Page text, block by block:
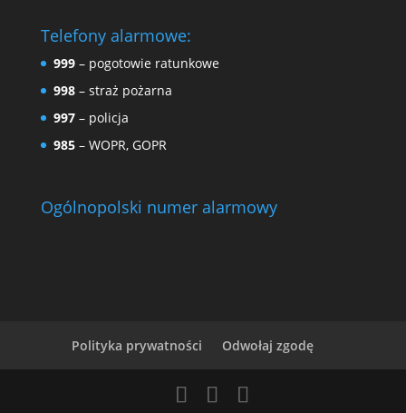
Telefony alarmowe:
999– pogotowie ratunkowe
998– straż pożarna
997– policja
985– WOPR, GOPR
Ogólnopolski numer alarmowy
Polityka prywatności Odwołaj zgodę